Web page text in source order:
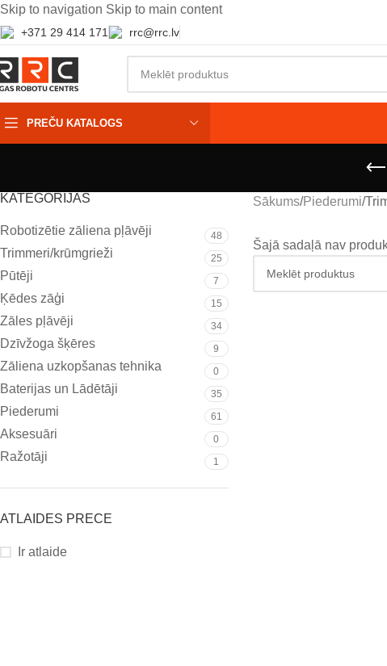
Skip to navigation Skip to main content
+371 29 414 171 rrc@rrc.lv
PREČU KATALOGS
KATEGORIJAS
Robotizētie zāliena pļāvēji 48
Trimmeri/krūmgrieži 25
Pūtēji 7
Ķēdes zāģi 15
Zāles pļāvēji 34
Dzīvžoga šķēres 9
Zāliena uzkopšanas tehnika 0
Baterijas un Lādētāji 35
Piederumi 61
Aksesuāri 0
Ražotāji 1
ATLAIDES PRECE
Ir atlaide
Sākums Piederumi
Šajā sadaļā nav